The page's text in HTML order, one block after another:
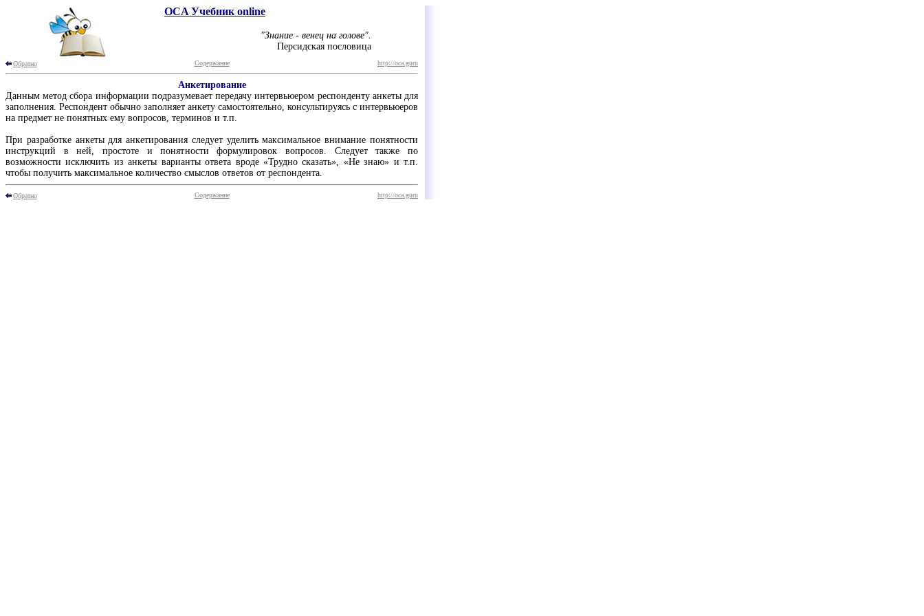
OCA Учебник online
"Знание - венец на голове".
Персидская пословица
Обратно Содержание http://oca.guru
Анкетирование
Данным метод сбора информации подразумевает передачу интервьюером респонденту анкеты для
заполнения. Респондент обычно заполняет анкету самостоятельно, консультируясь с интервьюеров
на предмет не понятных ему вопросов, терминов и т.п.
При разработке анкеты для анкетирования следует уделить максимальное внимание понятности
инструкций в ней, простоте и понятности формулировок вопросов. Следует также по
возможности исключить из анкеты варианты ответа вроде «Трудно сказать», «Не знаю» и т.п.
чтобы получить максимальное количество смыслов ответов от респондента.
Обратно Содержание http://oca.guru